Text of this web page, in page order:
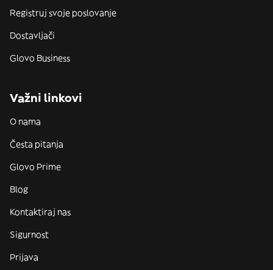
Registruj svoje poslovanje
Dostavljači
Glovo Business
Važni linkovi
O nama
Česta pitanja
Glovo Prime
Blog
Kontaktiraj nas
Sigurnost
Prijava